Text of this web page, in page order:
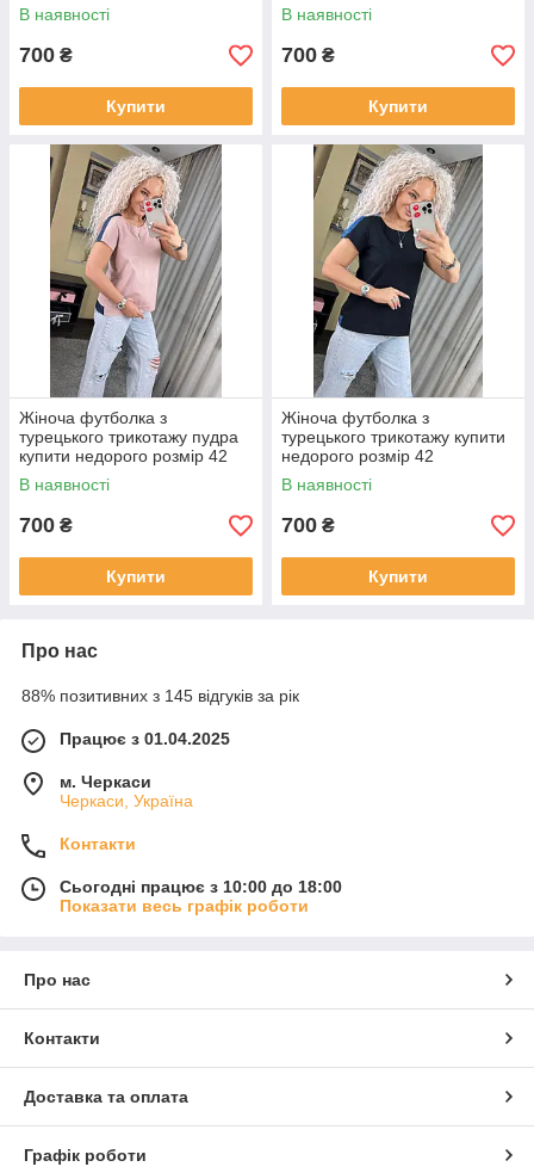
В наявності
700 ₴
Купити
В наявності
700 ₴
Купити
Жіноча футболка з
турецького трикотажу пудра
купити недорого розмір 42
В наявності
700 ₴
Купити
Жіноча футболка з
турецького трикотажу купити
недорого розмір 42
В наявності
700 ₴
Купити
Про нас
88% позитивних з 145 відгуків за рік
Працює з 01.04.2025
м. Черкаси
Черкаси, Україна
Контакти
Сьогодні працює з 10:00 до 18:00
Показати весь графік роботи
Про нас
Контакти
Доставка та оплата
Графік роботи